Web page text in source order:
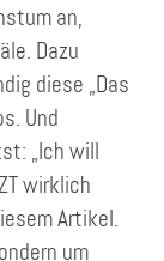
an,
Dazu
diese „Das
Und
„Ich will
wirklich
Artikel.
um